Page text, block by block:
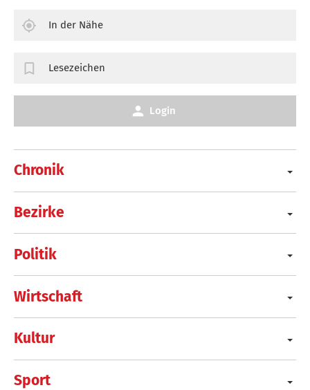
Chronik
Bezirke
Politik
Wirtschaft
Kultur
Sport
In der Nähe
Lesezeichen
Login